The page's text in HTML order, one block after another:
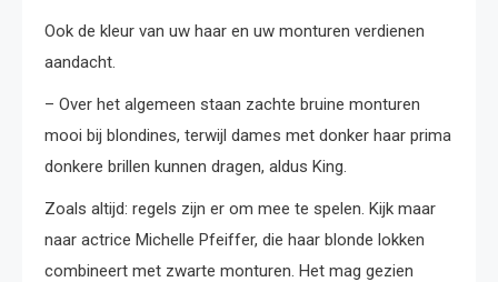
Ook de kleur van uw haar en uw monturen verdienen
aandacht.
– Over het algemeen staan zachte bruine monturen
mooi bij blondines, terwijl dames met donker haar prima
donkere brillen kunnen dragen, aldus King.
Zoals altijd: regels zijn er om mee te spelen. Kijk maar
naar actrice Michelle Pfeiffer, die haar blonde lokken
combineert met zwarte monturen. Het mag gezien